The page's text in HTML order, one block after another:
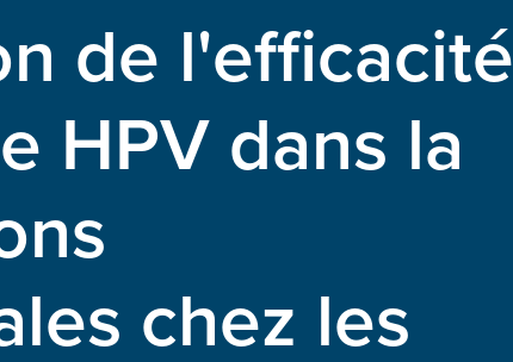
de l'efficacité
HPV dans la
chez les